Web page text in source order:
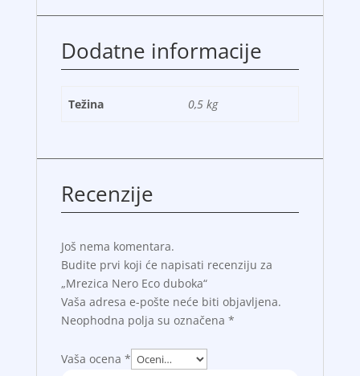
Dodatne informacije
Težina 0,5 kg
Recenzije
Još nema komentara.
Budite prvi koji će napisati recenziju za
„Mrezica Nero Eco duboka“
Vaša adresa e-pošte neće biti objavljena.
Neophodna polja su označena *
Vaša ocena *